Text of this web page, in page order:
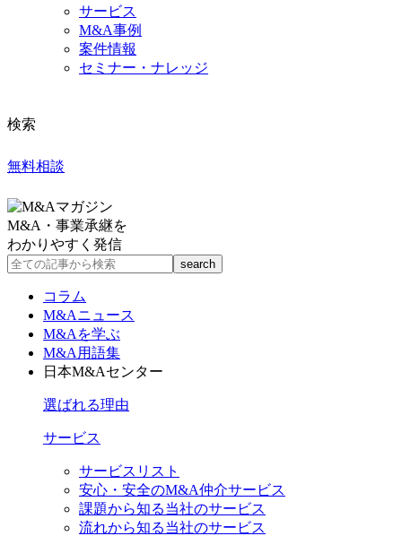
サービス
M&A事例
案件情報
セミナー・ナレッジ
検索
無料相談
M&A・事業承継を
わかりやすく発信
コラム
M&Aニュース
M&Aを学ぶ
M&A用語集
日本M&Aセンター
選ばれる理由
サービス
サービスリスト
安心・安全のM&A仲介サービス
課題から知る当社のサービス
流れから知る当社のサービス